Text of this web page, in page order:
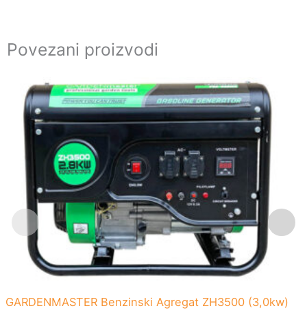
Povezani proizvodi
GARDENMASTER Benzinski Agregat ZH3500 (3,0kw)